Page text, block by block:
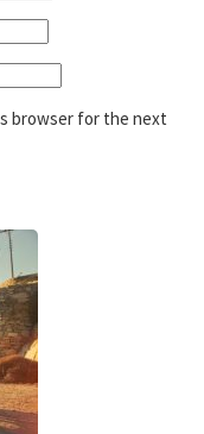
browser for the next